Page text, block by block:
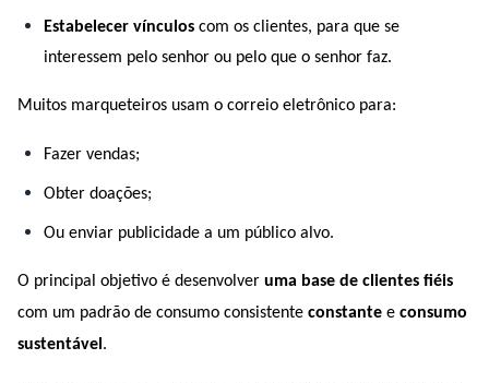
Estabelecer vínculos com os clientes, para que se
interessem pelo senhor ou pelo que o senhor faz.
Muitos marqueteiros usam o correio eletrônico para:
Fazer vendas;
Obter doações;
Ou enviar publicidade a um público alvo.
O principal objetivo é desenvolver uma base de clientes fiéis
com um padrão de consumo consistente constante e consumo
sustentável .